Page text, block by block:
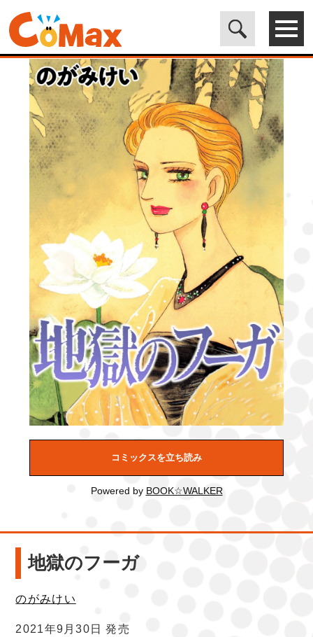
電子書籍マンガ CoMax(コマックス)公式サイト - 株式会社ICE>
LEGEND> 地獄のフーガ
コミックスを立ち読み
Powered by BOOK☆WALKER
地獄のフーガ
のがみけい
2021年9月30日 発売